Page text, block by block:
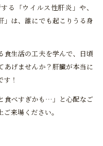
る「ウイルス性肝炎」や、
」は、誰にでも起こりうる身
食生活の工夫を学んで、日頃
あげませんか？肝臓が本当に
！
食べすぎかも…」と心配なご
来場ください。